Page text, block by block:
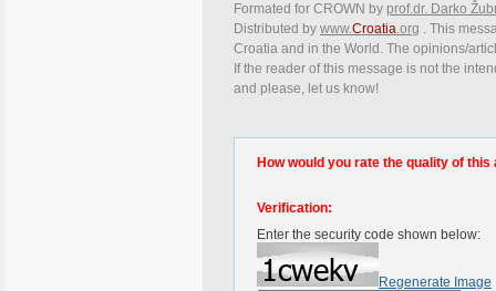
Formated for CROWN by prof.dr. Darko
Distributed by www.Croatia.org . This
Croatia and in the World. The opinions/
If the reader of this message is not the
and please, let us know!
How would you rate the quality of this
Verification:
Enter the security code shown below:
Regenerate Image